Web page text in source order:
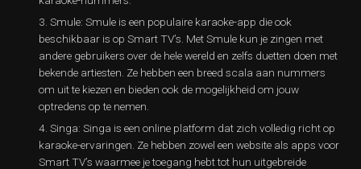
Smule: Smule is een populaire karaoke-app die ook
beschikbaar is op Smart TV’s. Met Smule kun je zingen met
andere gebruikers over de hele wereld en zelfs duetten doen met
bekende artiesten. Ze hebben een breed scala aan nummers
om uit te kiezen en bieden ook de mogelijkheid om jouw
optredens op te nemen.
Singa: Singa is een online platform dat zich volledig richt op
karaoke-ervaringen. Ze hebben zowel een website als apps voor
Smart TV’s waarmee je toegang hebt tot hun uitgebreide